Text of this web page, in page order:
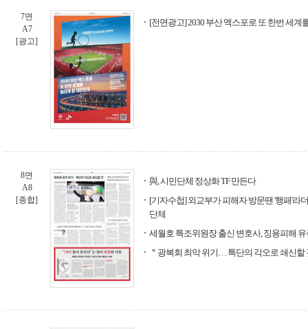
7면
A7
[광고]
[전면광고] 2030 부산 엑스포로 또 한번 세계
8면
A8
[종합]
與, 시민단체 정상화 TF 만든다
[기자수첩] 외교부가 피해자 방문땐 '행패'라
단체
세월호 특조위원장 출신 변호사, 징용피해
＂광복회 최악 위기… 특단의 각오로 쇄신할